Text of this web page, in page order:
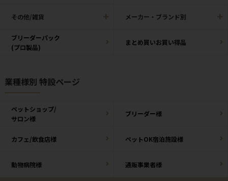
その他/雑貨 メーカー・ブランド別
ブリーダーパック
(プロ製品)
まとめ買いお買い得品
業種様別 特設ページ
ペットショップ/
サロン様
ブリーダー様
カフェ/飲食店様 ペットOK宿泊施設様
動物病院様 通販事業者様